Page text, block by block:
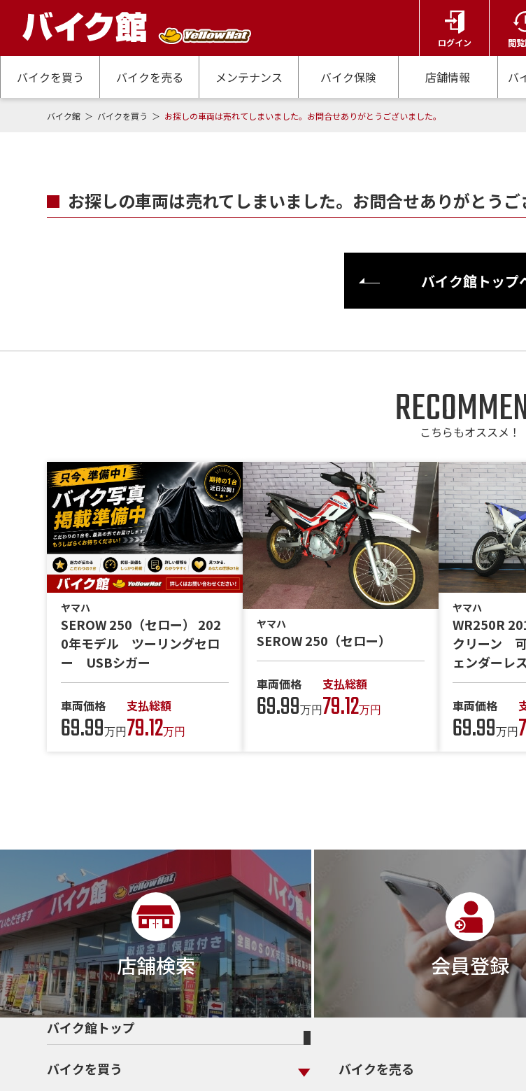
ログイン 閲
バイクを買う バイクを売る メンテナンス バイク保険 店舗情報 バ
バイク館 バイクを買う お探しの車両は売れてしまいました。お問合せありがとうございました。
お探しの車両は売れてしまいました。お問合せありがとうご
バイク館トップ
こちらもオススメ！
ヤマハ
SEROW 250（セロー） 202
0年モデル ツーリングセロ
ー USBシガー
車両価格
69.99万円
支払総額
79.12万円
ヤマハ
SEROW 250（セロー）
車両価格
69.99万円
支払総額
79.12万円
ヤマハ
WR250R
クリーン
ェンダーレ
車両価格
69.99万円
店舗検索 会員登録
バイク館トップ
バイクを買う バイクを売る